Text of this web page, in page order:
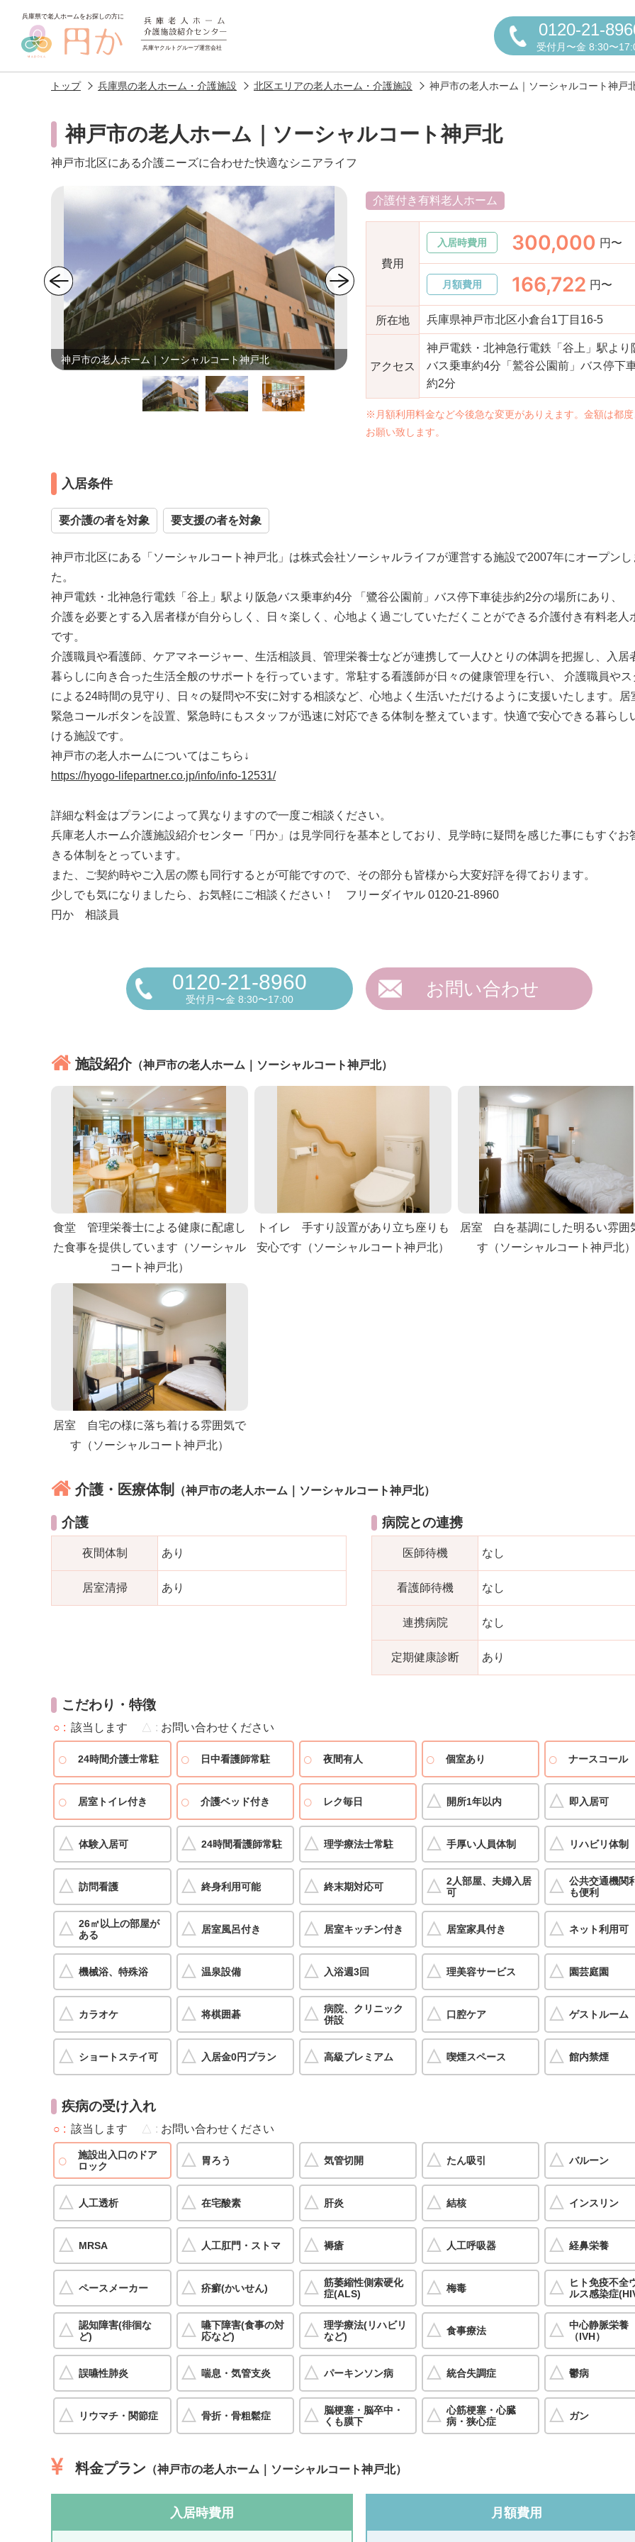
0120-21-
受付月〜金 8:30〜
老人ホームを探す
施設選びのポイント 施設をお探しの方へ 老人ホームの種類 よくある
アクセス 相談者様の声 お役立ち情報 おすすめ
トップ 兵庫県の老人ホーム・介護施設 北区エリアの老人ホーム・介護施設 神戸市の老人ホーム｜ソーシャルコート神戸
神戸市の老人ホーム｜ソーシャルコート神戸北
神戸市北区にある介護ニーズに合わせた快適なシニアライフ
神戸市の老人ホーム｜ソーシャルコート神戸北 神戸市の老人ホーム｜ソーシャルコート神戸北の施設画像
介護付き有料老人ホーム
費用
入居時費用 300,000 円〜
月額費用 166,722 円〜
所在地 兵庫県神戸市北区小倉台1丁目16-5
アクセス
神戸電鉄・北神急行電鉄「谷上」駅より
バス乗車約4分「鷲谷公園前」バス停下
約2分
※月額利用料金など今後急な変更がありえます。金額は都
お願い致します。
入居条件
要介護の者を対象 要支援の者を対象
神戸市北区にある「ソーシャルコート神戸北」は株式会社ソーシャルライフが運営する施設で2007年にオープンし
た。
神戸電鉄・北神急行電鉄「谷上」駅より阪急バス乗車約4分 「鷺谷公園前」バス停下車徒歩約2分の場所にあり、
介護を必要とする入居者様が自分らしく、日々楽しく、心地よく過ごしていただくことができる介護付き有料老人
です。
介護職員や看護師、ケアマネージャー、生活相談員、管理栄養士などが連携して一人ひとりの体調を把握し、入居
暮らしに向き合った生活全般のサポートを行っています。常駐する看護師が日々の健康管理を行い、 介護職員やス
による24時間の見守り、日々の疑問や不安に対する相談など、心地よく生活いただけるように支援いたします。居
緊急コールボタンを設置、緊急時にもスタッフが迅速に対応できる体制を整えています。快適で安心できる暮らし
ける施設です。
神戸市の老人ホームについてはこちら↓
https://hyogo-lifepartner.co.jp/info/info-12531/
詳細な料金はプランによって異なりますので一度ご相談ください。
兵庫老人ホーム介護施設紹介センター「円か」は見学同行を基本としており、見学時に疑問を感じた事にもすぐお
きる体制をとっています。
また、ご契約時やご入居の際も同行するとが可能ですので、その部分も皆様から大変好評を得ております。
少しでも気になりましたら、お気軽にご相談ください！ フリーダイヤル 0120-21-8960
円か 相談員
0120-21-8960
受付月〜金 8:30〜17:00 お問い合わせ
施設紹介（神戸市の老人ホーム｜ソーシャルコート神戸北）
食堂 管理栄養士による健康に配慮し
た食事を提供しています（ソーシャル
コート神戸北）
トイレ 手すり設置があり立ち座りも
安心です（ソーシャルコート神戸北）
居室 白を基調にした明るい雰囲
す（ソーシャルコート神戸北
居室 自宅の様に落ち着ける雰囲気で
す（ソーシャルコート神戸北）
介護・医療体制 （神戸市の老人ホーム｜ソーシャルコート神戸北）
介護
夜間体制 あり
居室清掃 あり
病院との連携
医師待機 なし
看護師待機 なし
連携病院 なし
定期健康診断 あり
こだわり・特徴
○ 該当します △ お問い合わせください
24時間介護士常駐 日中看護師常駐 夜間有人 個室あり ナースコール
居室トイレ付き 介護ベッド付き レク毎日 開所1年以内 即入居可
体験入居可 24時間看護師常駐 理学療法士常駐 手厚い人員体制 リハビリ体制
訪問看護 終身利用可能 終末期対応可
2人部屋、夫婦入居
可
公共交通機関
も便利
26㎡以上の部屋が
ある
居室風呂付き 居室キッチン付き 居室家具付き ネット利用可
機械浴、特殊浴 温泉設備 入浴週3回 理美容サービス 園芸庭園
カラオケ 将棋囲碁
病院、クリニック
併設
口腔ケア ゲストルーム
ショートステイ可 入居金0円プラン 高級プレミアム 喫煙スペース 館内禁煙
疾病の受け入れ
○ 該当します △ お問い合わせください
施設出入口のドア
ロック
胃ろう 気管切開 たん吸引 バルーン
人工透析 在宅酸素 肝炎 結核 インスリン
MRSA 人工肛門・ストマ 褥瘡 人工呼吸器 経鼻栄養
ペースメーカー 疥癬(かいせん)
筋萎縮性側索硬化
症(ALS)
梅毒
ヒト免疫不全
ルス感染症
認知障害(徘徊な
ど)
嚥下障害(食事の対
応など)
理学療法(リハビリ
など)
食事療法
中心静脈栄養
（IVH）
誤嚥性肺炎 喘息・気管支炎 パーキンソン病 統合失調症 鬱病
リウマチ・関節症 骨折・骨粗鬆症
脳梗塞・脳卒中・
くも膜下
心筋梗塞・心臓
病・狭心症
ガン
料金プラン （神戸市の老人ホーム｜ソーシャルコート神戸北）
入居時費用 月額費用